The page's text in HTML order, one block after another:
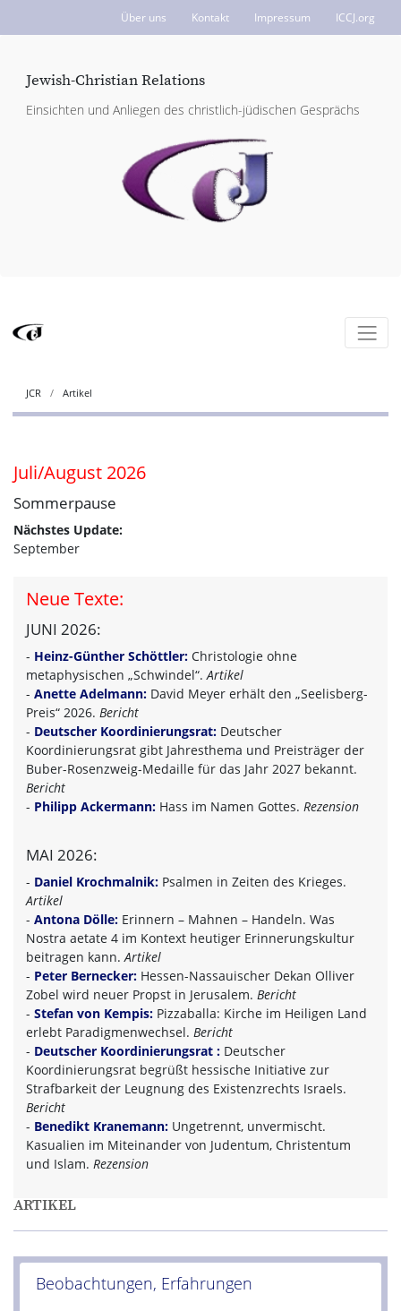
Über uns Kontakt Impressum ICCJ.org
Jewish-Christian Relations
Einsichten und Anliegen des christlich-jüdischen Gesprächs
JCR Artikel
Juli/August 2026
Sommerpause
Nächstes Update:
September
Neue Texte:
JUNI 2026:
- Heinz-Günther Schöttler: Christologie ohne
metaphysischen „Schwindel“.Artikel
- Anette Adelmann: David Meyer erhält den „Seelisberg-
Preis“ 2026. Bericht
- Deutscher Koordinierungsrat: Deutscher
Koordinierungsrat gibt Jahresthema und Preisträger der
Buber-Rosenzweig-Medaille für das Jahr 2027 bekannt.
Bericht
- Philipp Ackermann: Hass im Namen Gottes. Rezension
MAI 2026:
- Daniel Krochmalnik: Psalmen in Zeiten des Krieges.
Artikel
- Antona Dölle: Erinnern – Mahnen – Handeln. Was
Nostra aetate 4 im Kontext heutiger Erinnerungskultur
beitragen kann. Artikel
- Peter Bernecker: Hessen-Nassauischer Dekan Olliver
Zobel wird neuer Propst in Jerusalem. Bericht
- Stefan von Kempis: Pizzaballa: Kirche im Heiligen Land
erlebt Paradigmenwechsel. Bericht
- Deutscher Koordinierungsrat : Deutscher
Koordinierungsrat begrüßt hessische Initiative zur
Strafbarkeit der Leugnung des Existenzrechts Israels.
Bericht
- Benedikt Kranemann: Ungetrennt, unvermischt.
Kasualien im Miteinander von Judentum, Christentum
und Islam. Rezension
ARTIKEL
Beobachtungen, Erfahrungen